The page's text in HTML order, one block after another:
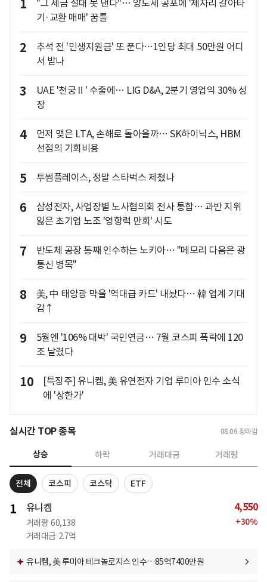
1
"그 세금 절대 못 낸다"… 양도세 공포에 '제자리 갈아타
기·교환 매매' 꿈틀
2
추석 전 '민생지원금' 또 푼다…1인당 최대 50만원 어디
서 받나
3
UAE '천궁Ⅱ' 수출에… LIG D&A, 2분기 영업익 30% 성
장
4
먼저 맺은 LTA, 손해로 돌아올까… SK하이닉스, HBM
선점의 기회비용
5 투썸플레이스, 정말 스타벅스 제쳤나
6
삼성전자, 사업장별 노사협의회 전사 통합… 과반 지위
잃은 초기업 노조 '영향력 만회' 시도
7
반도체 공장 통째 인수하는 노키아… "메모리 다음은 광
통신 병목"
8
美, 中 태양광 막을 '역대급 카드' 내놨다… 韓 업계 기대
감↑
9
5월엔 '106% 대박' 국민연금… 7월 코스피 폭락에 120
조 날렸다
10
[특징주] 유니켐, 美 유연전자 기업 루미아 인수 소식
에 '상한가'
실시간 TOP 종목 08.06 장마감
상승 하락 거래대금 거래량
전체 코스피 코스닥 ETF
1 유니켐
거래량 60,138
거래대금 2.7억
4,550
+30%
유니켐, 美 루미아 테크놀로지스 인수…85억7400만원